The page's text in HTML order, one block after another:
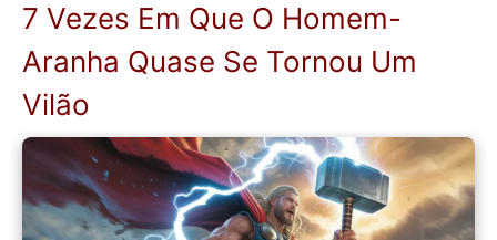
7 Vezes Em Que O Homem-
Aranha Quase Se Tornou Um
Vilão